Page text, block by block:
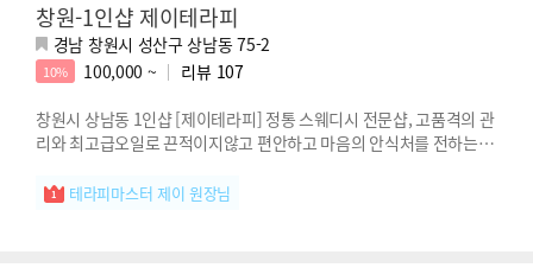
창원-1인샵 제이테라피
경남 창원시 성산구 상남동 75-2
10% 100,000 ~ 리뷰 107
창원시 상남동 1인샵 [제이테라피] 정통 스웨디시 전문샵, 고품격의 관
리와 최고급오일로 끈적이지않고 편안하고 마음의 안식처를 전하는 제
테라피마스터 제이 원장님